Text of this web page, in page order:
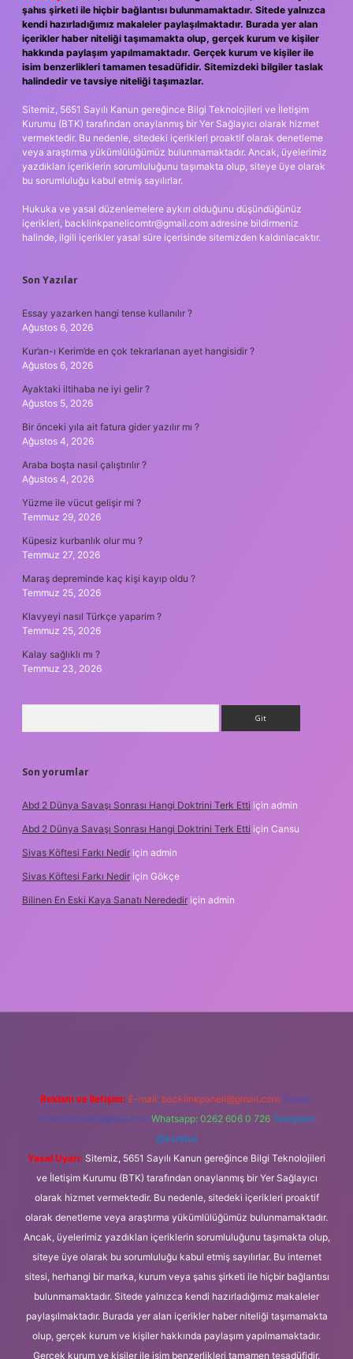
şahıs şirketi ile hiçbir bağlantısı bulunmamaktadır. Sitede yalnızca
kendi hazırladığımız makaleler paylaşılmaktadır. Burada yer alan
içerikler haber niteliği taşımamakta olup, gerçek kurum ve kişiler
hakkında paylaşım yapılmamaktadır. Gerçek kurum ve kişiler ile
isim benzerlikleri tamamen tesadüfidir. Sitemizdeki bilgiler taslak
halindedir ve tavsiye niteliği taşımazlar.
Sitemiz, 5651 Sayılı Kanun gereğince Bilgi Teknolojileri ve İletişim
Kurumu (BTK) tarafından onaylanmış bir Yer Sağlayıcı olarak hizmet
vermektedir. Bu nedenle, sitedeki içerikleri proaktif olarak denetleme
veya araştırma yükümlülüğümüz bulunmamaktadır. Ancak, üyelerimiz
yazdıkları içeriklerin sorumluluğunu taşımakta olup, siteye üye olarak
bu sorumluluğu kabul etmiş sayılırlar.
Hukuka ve yasal düzenlemelere aykırı olduğunu düşündüğünüz
içerikleri, backlinkpanelicomtr@gmail.com adresine bildirmeniz
halinde, ilgili içerikler yasal süre içerisinde sitemizden kaldırılacaktır.
Son Yazılar
Essay yazarken hangi tense kullanılır ?
Ağustos 6, 2026
Kur’an-ı Kerim’de en çok tekrarlanan ayet hangisidir ?
Ağustos 6, 2026
Ayaktaki iltihaba ne iyi gelir ?
Ağustos 5, 2026
Bir önceki yıla ait fatura gider yazılır mı ?
Ağustos 4, 2026
Araba boşta nasıl çalıştırılır ?
Ağustos 4, 2026
Yüzme ile vücut gelişir mi ?
Temmuz 29, 2026
Küpesiz kurbanlık olur mu ?
Temmuz 27, 2026
Maraş depreminde kaç kişi kayıp oldu ?
Temmuz 25, 2026
Klavyeyi nasıl Türkçe yaparim ?
Temmuz 25, 2026
Kalay sağlıklı mı ?
Temmuz 23, 2026
Son yorumlar
Abd 2 Dünya Savaşı Sonrası Hangi Doktrini Terk Etti için admin
Abd 2 Dünya Savaşı Sonrası Hangi Doktrini Terk Etti için Cansu
Sivas Köftesi Farkı Nedir için admin
Sivas Köftesi Farkı Nedir için Gökçe
Bilinen En Eski Kaya Sanatı Nerededir için admin
Reklam ve İletişim: E-mail: backlinkpaneli@gmail.com Teams:
forumhizmeti@gmail.com Whatsapp: 0262 606 0 726 Telegram:
@karabul
Yasal Uyarı: Sitemiz, 5651 Sayılı Kanun gereğince Bilgi Teknolojileri
ve İletişim Kurumu (BTK) tarafından onaylanmış bir Yer Sağlayıcı
olarak hizmet vermektedir. Bu nedenle, sitedeki içerikleri proaktif
olarak denetleme veya araştırma yükümlülüğümüz bulunmamaktadır.
Ancak, üyelerimiz yazdıkları içeriklerin sorumluluğunu taşımakta olup,
siteye üye olarak bu sorumluluğu kabul etmiş sayılırlar. Bu internet
sitesi, herhangi bir marka, kurum veya şahıs şirketi ile hiçbir bağlantısı
bulunmamaktadır. Sitede yalnızca kendi hazırladığımız makaleler
paylaşılmaktadır. Burada yer alan içerikler haber niteliği taşımamakta
olup, gerçek kurum ve kişiler hakkında paylaşım yapılmamaktadır.
Gerçek kurum ve kişiler ile isim benzerlikleri tamamen tesadüfidir.